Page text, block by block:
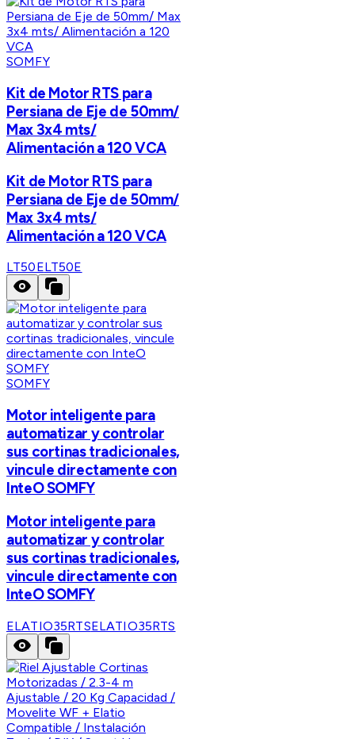
SOMFY
Kit de Motor RTS para
Persiana de Eje de 50mm/
Max 3x4 mts/
Alimentación a 120 VCA
Kit de Motor RTS para
Persiana de Eje de 50mm/
Max 3x4 mts/
Alimentación a 120 VCA
LT50ELT50E
SOMFY
Motor inteligente para
automatizar y controlar
sus cortinas tradicionales,
vincule directamente con
InteO SOMFY
Motor inteligente para
automatizar y controlar
sus cortinas tradicionales,
vincule directamente con
InteO SOMFY
ELATIO35RTSELATIO35RTS